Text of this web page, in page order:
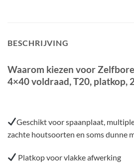
BESCHRIJVING
Waarom kiezen voor
4×40 voldraad, T20, platkop,
Geschikt voor spaanplaat,
zachte houtsoorten en soms dunne
Platkop voor vlakke afwerking